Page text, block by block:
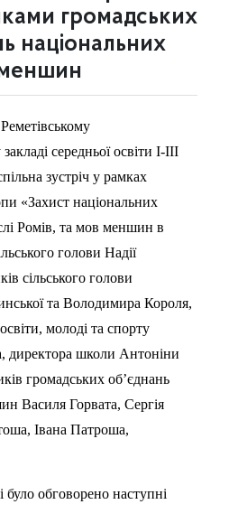
громадських
національних
середньої освіти І-ІІІ
зустріч у рамках
«Захист національних
Ромів, та мов меншин в
голови Надії
сільського голови
та Володимира Короля,
молоді та спорту
директора школи Антоніни
громадських об’єднань
Василя Горвата, Сергія
Івана Патроша,
обговорено наступні